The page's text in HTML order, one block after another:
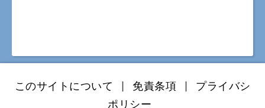
このサイトについて | 免責条項 |
プライバシ
ポリシー